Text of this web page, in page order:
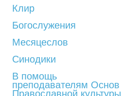
Клир
Богослужения
Месяцеслов
Синодики
В помощь
преподавателям Основ
Православной культуры